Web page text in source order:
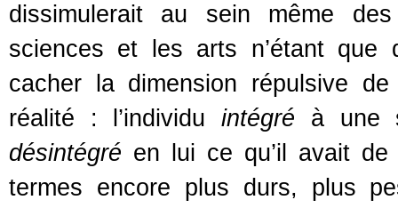
dissimulerait au sein même
sciences et les arts n’étant que
cacher la dimension répulsive
réalité : l’individuintégré à une
désintégré en lui ce qu’il avait
termes encore plus durs, plus